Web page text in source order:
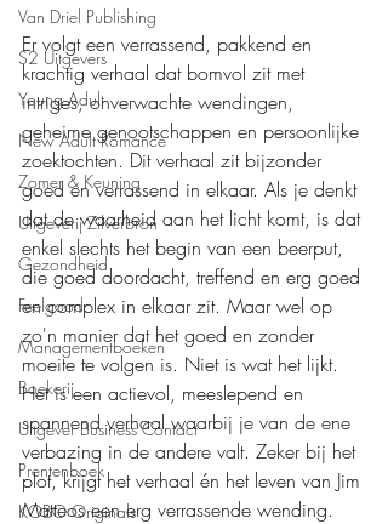
Van Driel Publishing
S2 Uitgevers
Young Adult
New Adult Romance
Zomer & Keuning
Uitgeverij Zilverbron
Gezondheid
Feelgood
Managementboeken
Boekerij
Uitgever Business Contact
Prentenboek
KOBO Originals
Er volgt een verrassend, pakkend en
krachtig verhaal dat bomvol zit met
intriges, onverwachte wendingen,
geheime genootschappen en persoonlijke
zoektochten. Dit verhaal zit bijzonder
goed en verrassend in elkaar. Als je denkt
dat de waarheid aan het licht komt, is dat
enkel slechts het begin van een beerput,
die goed doordacht, treffend en erg goed
en complex in elkaar zit. Maar wel op
zo'n manier dat het goed en zonder
moeite te volgen is. Niet is wat het lijkt.
Het is een actievol, meeslepend en
spannend verhaal waarbij je van de ene
verbazing in de andere valt. Zeker bij het
plot, krijgt het verhaal én het leven van Jim
Matteos een erg verrassende wending.